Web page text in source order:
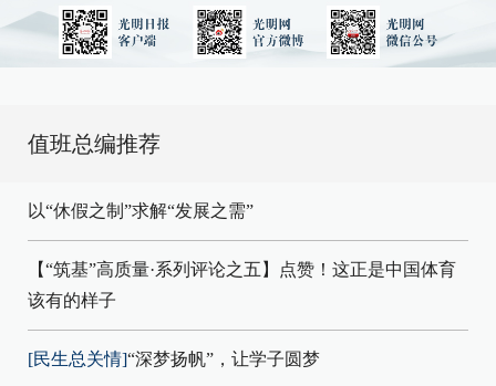
值班总编推荐
以“休假之制”求解“发展之需”
【“筑基”高质量·系列评论之五】点赞！这正是中国体育
该有的样子
[民生总关情]“深梦扬帆”，让学子圆梦